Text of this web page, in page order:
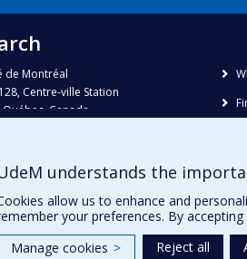
de Montréal
Centre-ville Station
Canada
343-6111, #38492
understands the
allow us to enhance and
your preferences. By
Manage cookies > Reject all